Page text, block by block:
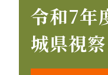
令和7年
城県視